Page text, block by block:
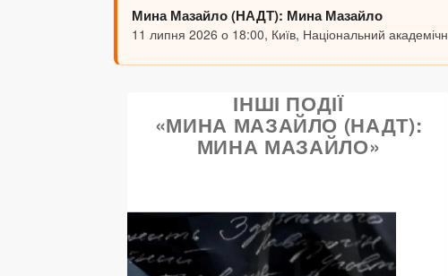
Мина Мазайло (НАДТ): Мина Мазайло
11 липня 2026 о 18:00, Київ, Національний
ІНШІ ПОДІЇ
«МИНА МАЗАЙЛО (НАДТ):
МИНА МАЗАЙЛО»